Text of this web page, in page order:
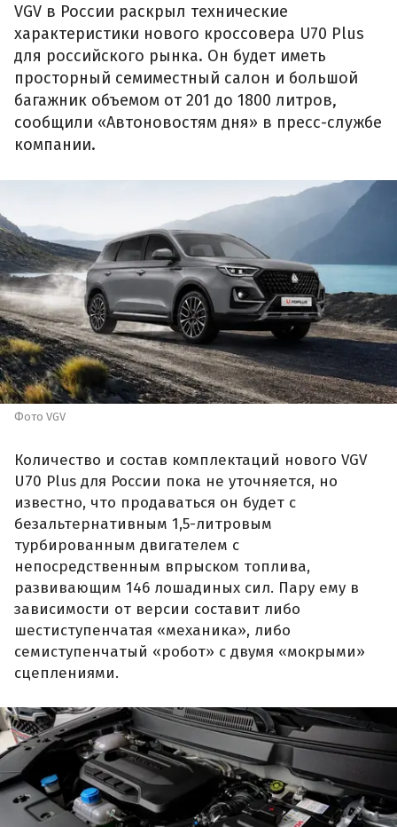
VGV в России раскрыл технические
характеристики нового кроссовера U70 Plus
для российского рынка. Он будет иметь
просторный семиместный салон и большой
багажник объемом от 201 до 1800 литров,
сообщили «Автоновостям дня» в пресс-службе
компании.
Фото VGV
Количество и состав комплектаций нового VGV
U70 Plus для России пока не уточняется, но
известно, что продаваться он будет с
безальтернативным 1,5-литровым
турбированным двигателем с
непосредственным впрыском топлива,
развивающим 146 лошадиных сил. Пару ему в
зависимости от версии составит либо
шестиступенчатая «механика», либо
семиступенчатый «робот» с двумя «мокрыми»
сцеплениями.